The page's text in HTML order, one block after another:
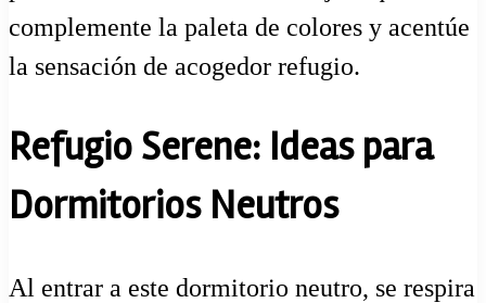
complemente la paleta de colores y acentúe
la sensación de acogedor refugio.
Refugio Serene: Ideas para
Dormitorios Neutros
Al entrar a este dormitorio neutro, se respira